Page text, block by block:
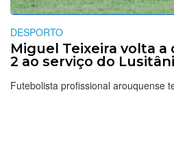
DESPORTO
Miguel Teixeira volta
2 ao serviço do
Futebolista profissional arouquense